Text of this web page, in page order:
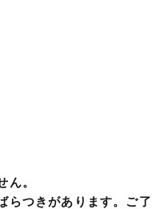
ん。
つきがあります。ご了